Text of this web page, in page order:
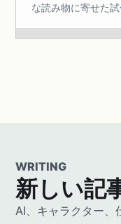
な読み物に寄せた試
WRITING
新しい記
AI、キャラクター、